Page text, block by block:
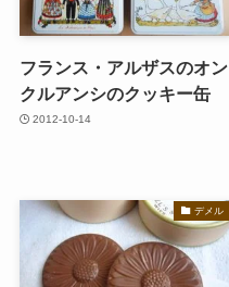
フランス・アルザスのオン
クルアンシのクッキー缶
2012-10-14
デメル